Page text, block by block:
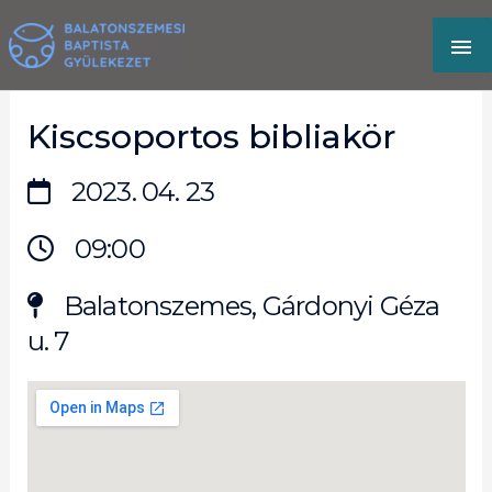
to
content
Kiscsoportos bibliakör
2023. 04. 23
09:00
Balatonszemes, Gárdonyi Géza
u. 7